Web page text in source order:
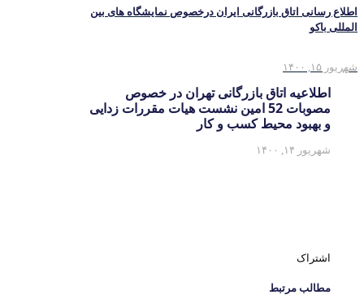
اطلاع رسانی اتاق بازرگانی ایران درخصوص نمایشگاه های بین
المللی باکو
شهریور ۱۵, ۱۴۰۰
اطلاعیه اتاق بازرگانی تهران در خصوص
مصوبات 52 امین نشست هیات مقررات زدایی
و بهبود محیط کسب و کار
شهریور ۱۴, ۱۴۰۰
اشتراک
مطالب مرتبط